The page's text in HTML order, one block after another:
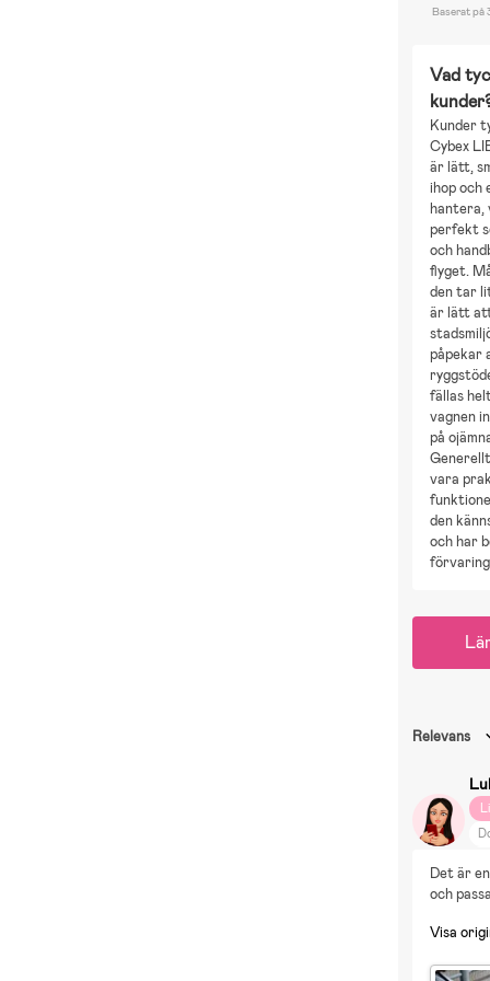
Baserat på
Vad
Kunder
Cybex
är lätt,
ihop och
hantera,
perfekt
och
flyget.
den tar
är lätt
påpekar
fällas
vagnen
på
vara
den
och har
Relevans
Det är
och
Visa